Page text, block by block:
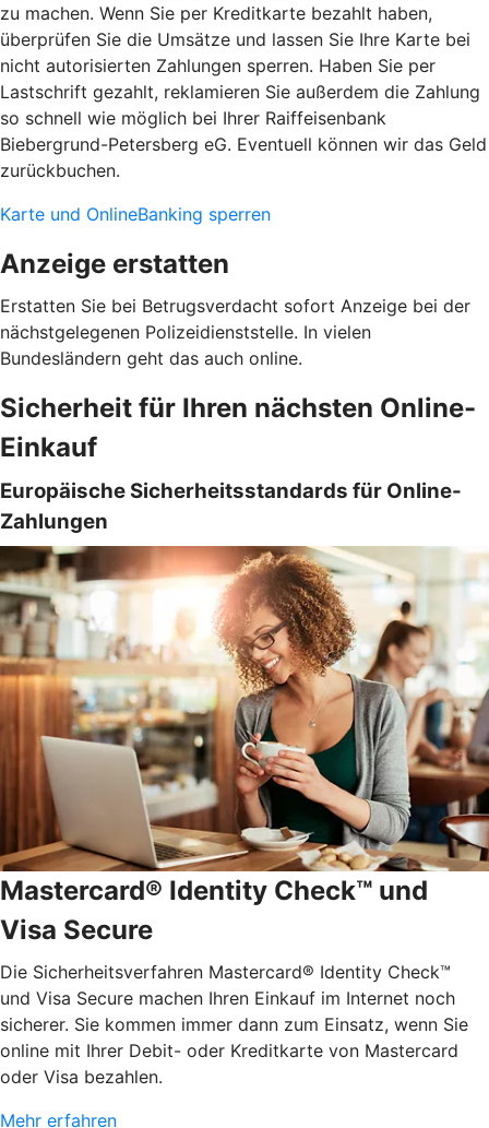
zu machen. Wenn Sie per Kreditkarte bezahlt haben,
überprüfen Sie die Umsätze und lassen Sie Ihre Karte bei
nicht autorisierten Zahlungen sperren. Haben Sie per
Lastschrift gezahlt, reklamieren Sie außerdem die Zahlung
so schnell wie möglich bei Ihrer Raiffeisenbank
Biebergrund-Petersberg eG. Eventuell können wir das Geld
zurückbuchen.
Karte und OnlineBanking sperren
Anzeige erstatten
Erstatten Sie bei Betrugsverdacht sofort Anzeige bei der
nächstgelegenen Polizeidienststelle. In vielen
Bundesländern geht das auch online.
Sicherheit für Ihren nächsten Online-
Einkauf
Europäische Sicherheitsstandards für Online-
Zahlungen
Mastercard® Identity Check™ und
Visa Secure
Die Sicherheitsverfahren Mastercard® Identity Check™
und Visa Secure machen Ihren Einkauf im Internet noch
sicherer. Sie kommen immer dann zum Einsatz, wenn Sie
online mit Ihrer Debit- oder Kreditkarte von Mastercard
oder Visa bezahlen.
Mehr erfahren